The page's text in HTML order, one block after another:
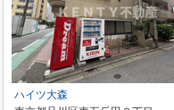
ハイツ大森